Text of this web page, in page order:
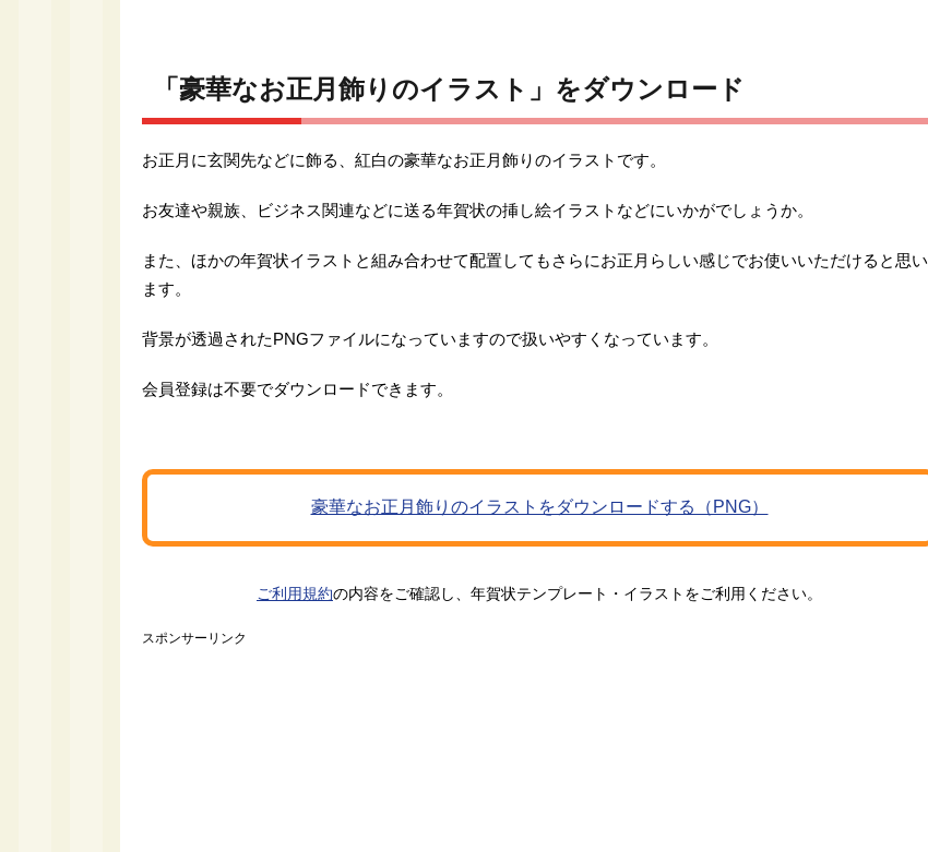
「豪華なお正月飾りのイラスト」をダウンロード
お正月に玄関先などに飾る、紅白の豪華なお正月飾りのイラストです。
お友達や親族、ビジネス関連などに送る年賀状の挿し絵イラストなどにいかがでしょうか。
また、ほかの年賀状イラストと組み合わせて配置してもさらにお正月らしい感じでお使いいただけると思い
ます。
背景が透過されたPNGファイルになっていますので扱いやすくなっています。
会員登録は不要でダウンロードできます。
豪華なお正月飾りのイラストをダウンロードする（PNG）
ご利用規約の内容をご確認し、年賀状テンプレート・イラストをご利用ください。
スポンサーリンク